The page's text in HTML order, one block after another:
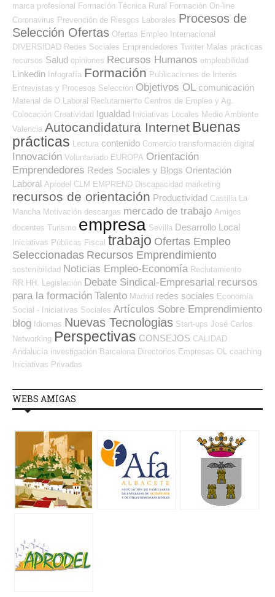
marca profesional Formación Técnica Rural Formación On-line
Coronavirus Prevención de Riesgos Laborales Procesos de
Selección Ofertas Ofertas Empleo Internacional
DIVERSIDAD Redes Sociales Emprendedores Twitter Malas prácticas
recursos Salud opiniones Recursos Humanos empleabilidad
Linkedin Infografía Formación Publicaciones de Interés
Entrevistas y Procesos Selección Objetivos OL comunicación
Material de O.Laboral Reclutamiento Centros de Empleo y Ag.
Colocación Creatividad Igualdad Iniciativas Locales Medio Ambiente
Valencia Autocandidatura Internet Buenas
prácticas Lectura contenido Comercio transformación digital
Innovación Voluntariado EUROPA Orientación
Emprendedores Redes Sociales y Blogs Orientación
Laboral Aprodel CLM EMPREND Discapacidad marketing
recursos de orientación Productividad Castilla La
Mancha Motivación descargas mercado de trabajo Amigos
docentes Turismo empresa Sevilla Desarrollo Local
Iniciativas Públicas Fiscal trabajo Ofertas Empleo
Seleccionadas Recursos Emprendimiento
sostenibilidad Noticias Empleo-Economía Reclutamiento
RR.HH.
Legislación Debate Sindical-Empresarial recursos
para la formación Talento Madrid redes sociales Economía
Social - Iniciativas Sociales Artículos Sobre Emprendimiento
blog Idiomas Nuevas Tecnologias Start-ups José Carlos
Networking Perspectivas CONSEJOS CALIDAD
Andalucía investigación Barcelona Directorios Empresas OL
coaching
Iniciativas Privadas
WEBS AMIGAS